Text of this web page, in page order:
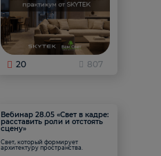
20 807
Вебинар 28.05 «Свет в кадре:
расставить роли и отстоять
сцену»
Свет, который формирует
архитектуру пространства.